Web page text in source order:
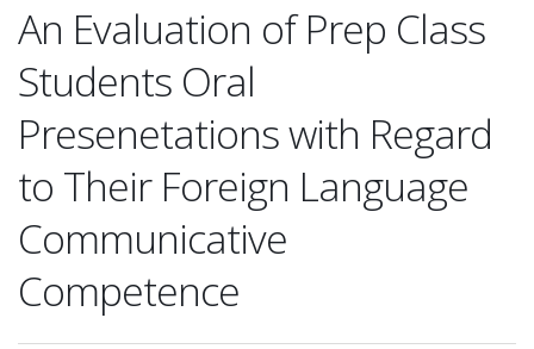
An Evaluation of Prep Class
Students Oral
Presenetations with Regard
to Their Foreign Language
Communicative
Competence